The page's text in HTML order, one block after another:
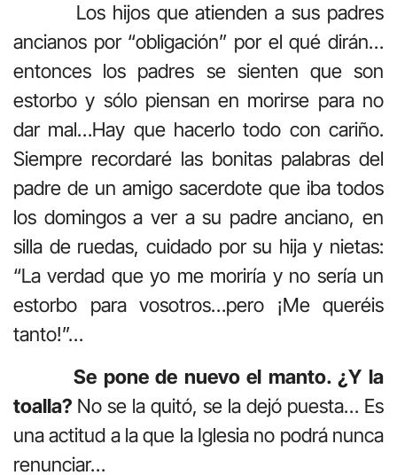
Los hijos que atienden a sus padres
ancianos por “obligación” por el qué dirán…
entonces los padres se sienten que son
estorbo y sólo piensan en morirse para no
dar mal…Hay que hacerlo todo con cariño.
Siempre recordaré las bonitas palabras del
padre de un amigo sacerdote que iba todos
los domingos a ver a su padre anciano, en
silla de ruedas, cuidado por su hija y nietas:
“La verdad que yo me moriría y no sería un
estorbo para vosotros…pero ¡Me queréis
tanto!”…
Se pone de nuevo el manto. ¿Y la
toalla? No se la quitó, se la dejó puesta… Es
una actitud a la que la Iglesia no podrá nunca
renunciar…